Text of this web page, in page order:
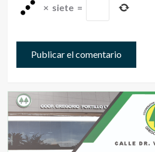
× siete =